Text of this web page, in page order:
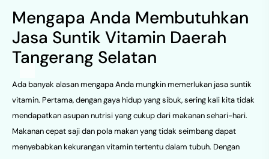
Mengapa Anda Membutuhkan
Jasa Suntik Vitamin Daerah
Tangerang Selatan
Ada banyak alasan mengapa Anda mungkin memerlukan jasa suntik
vitamin. Pertama, dengan gaya hidup yang sibuk, sering kali kita tidak
mendapatkan asupan nutrisi yang cukup dari makanan sehari-hari.
Makanan cepat saji dan pola makan yang tidak seimbang dapat
menyebabkan kekurangan vitamin tertentu dalam tubuh. Dengan